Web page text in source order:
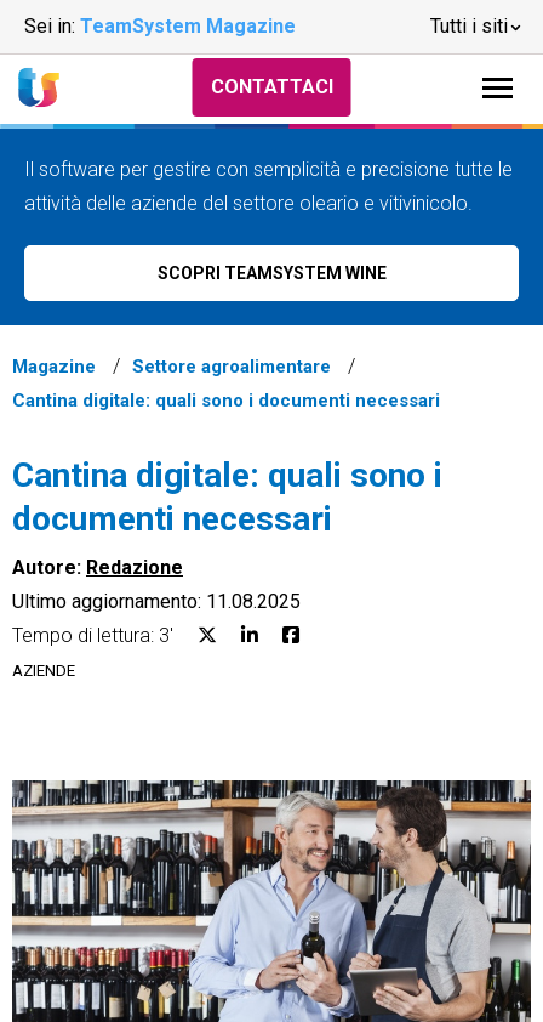
Sei in: TeamSystem Magazine Tutti i siti
Email Marketing
Fatturazione
Financial Solutions
HR
Trust Services
CONTATTACI
Il software per gestire con semplicità e precisione tutte le
attività delle aziende del settore oleario e vitivinicolo.
SCOPRI TEAMSYSTEM WINE
Magazine
Settore agroalimentare
Cantina digitale: quali sono i documenti necessari
Cantina digitale: quali sono i
documenti necessari
Autore: Redazione
Ultimo aggiornamento: 11.08.2025
Tempo di lettura: 3'
AZIENDE